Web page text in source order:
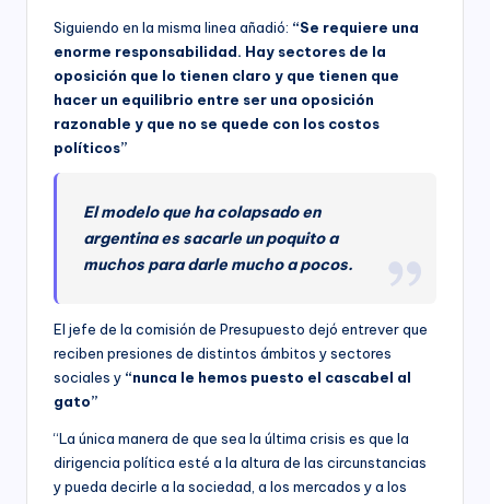
Siguiendo en la misma linea añadió: “Se requiere una
enorme responsabilidad. Hay sectores de la
oposición que lo tienen claro y que tienen que
hacer un equilibrio entre ser una oposición
razonable y que no se quede con los costos
políticos”
El modelo que ha colapsado en
argentina es sacarle un poquito a
muchos para darle mucho a pocos.
El jefe de la comisión de Presupuesto dejó entrever que
reciben presiones de distintos ámbitos y sectores
sociales y “nunca le hemos puesto el cascabel al
gato”
“La única manera de que sea la última crisis es que la
dirigencia política esté a la altura de las circunstancias
y pueda decirle a la sociedad, a los mercados y a los